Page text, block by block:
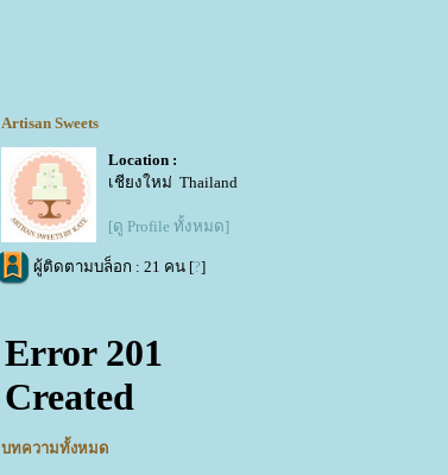
Artisan Sweets
Location :
เชียงใหม่ Thailand
[ดู Profile ทั้งหมด]
ผู้ติดตามบล็อก : 21 คน [?]
บทความทั้งหมด